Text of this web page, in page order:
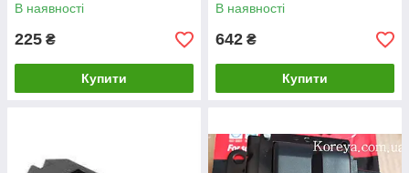
В наявності
225 ₴
Купити
В наявності
642 ₴
Купити